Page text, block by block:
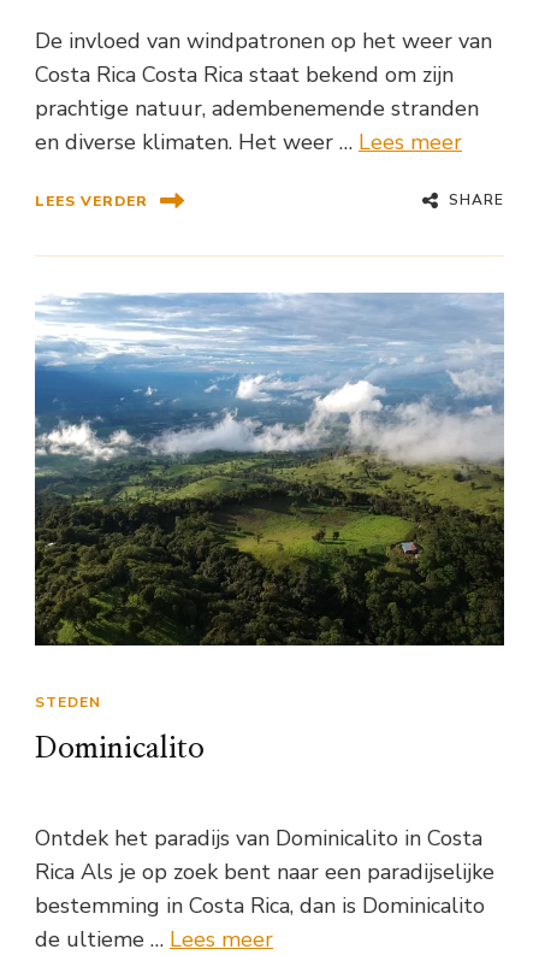
De invloed van windpatronen op het weer van
Costa Rica Costa Rica staat bekend om zijn
prachtige natuur, adembenemende stranden
en diverse klimaten. Het weer … Lees meer
LEES VERDER SHARE
STEDEN
Dominicalito
Ontdek het paradijs van Dominicalito in Costa
Rica Als je op zoek bent naar een paradijselijke
bestemming in Costa Rica, dan is Dominicalito
de ultieme … Lees meer